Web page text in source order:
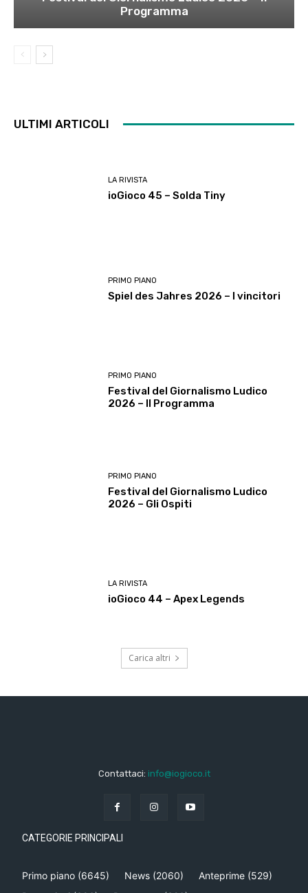
Programma
ULTIMI ARTICOLI
LA RIVISTA
ioGioco 45 – Solda Tiny
PRIMO PIANO
Spiel des Jahres 2026 – I vincitori
PRIMO PIANO
Festival del Giornalismo Ludico
2026 – Il Programma
PRIMO PIANO
Festival del Giornalismo Ludico
2026 – Gli Ospiti
LA RIVISTA
ioGioco 44 – Apex Legends
Carica altri
Contattaci: info@iogioco.it
CATEGORIE PRINCIPALI
Primo piano (6645) News (2060) Anteprime (529)